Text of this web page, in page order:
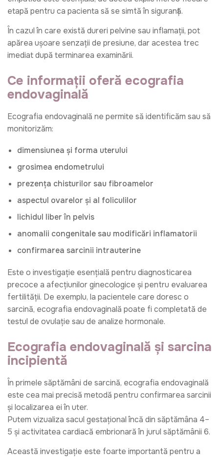
etapă pentru ca pacienta să se simtă în siguranță.
În cazul în care există dureri pelvine sau inflamații, pot
apărea ușoare senzații de presiune, dar acestea trec
imediat după terminarea examinării.
Ce informații oferă ecografia
endovaginală
Ecografia endovaginală ne permite să identificăm sau să
monitorizăm:
dimensiunea și forma uterului
grosimea endometrului
prezența chisturilor sau fibroamelor
aspectul ovarelor și al foliculilor
lichidul liber în pelvis
anomalii congenitale sau modificări inflamatorii
confirmarea sarcinii intrauterine
Este o investigație esențială pentru diagnosticarea
precoce a afecțiunilor ginecologice și pentru evaluarea
fertilității. De exemplu, la pacientele care doresc o
sarcină, ecografia endovaginală poate fi completată de
testul de ovulație sau de analize hormonale.
Ecografia endovaginală și sarcina
incipientă
În primele săptămâni de sarcină, ecografia endovaginală
este cea mai precisă metodă pentru confirmarea sarcinii
și localizarea ei în uter.
Putem vizualiza sacul gestațional încă din săptămâna 4–
5 și activitatea cardiacă embrionară în jurul săptămânii 6.
Această investigație este foarte importantă pentru a